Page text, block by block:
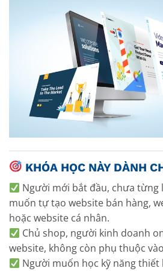
KHÓA HỌC NÀY DÀNH
Người mới bắt đầu, chưa từng
muốn tự tạo website bán hàng,
hoặc website cá nhân.
Chủ shop, người kinh doanh
website, không còn phụ thuộc
Người muốn học kỹ năng thiết